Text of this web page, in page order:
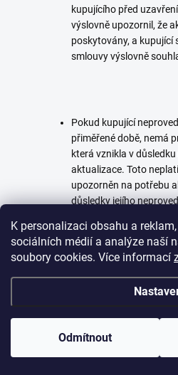
K personalizaci obsahu a
sociálních médií a analýze naší
soubory cookies. Více informací
Odmítnout
kupujícího před
výslovně upozornil, že
poskytovány, a kupující
smlouvy výslovně
Pokud kupující
přiměřené době, nemá
která vznikla v
aktualizace. Toto
upozorněn na potřebu
důsledky jejího
kvůli nedostatku v
digitální obsah nebo
poskytovány soustavně
projeví se vada v této
jsou poskytovány
Kupující může uplatnit